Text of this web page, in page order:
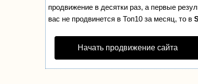
продвижение в десятки раз, а первые
вас не продвинется в Топ10 за месяц, то в
Начать продвижение сайта